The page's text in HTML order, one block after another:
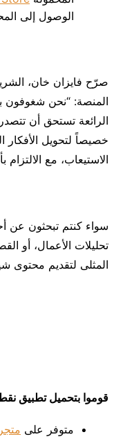
الوصول إلى
صرّح فايزان خان،
المنصة: “نحن
الرائعة تستحق أن
خصيصاً لتحويل
الاستيعاب، مع الالتزام
سواء كنتم تبحثون عن
تحليلات الأعمال، أو
المثلى لتقديم محتوى
قوموا بتحميل تطبيق
متوفر على